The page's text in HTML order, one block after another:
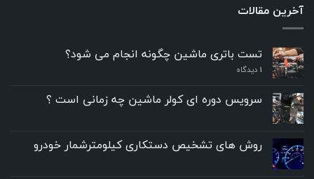
آخرین مقالات
تست باتری ماشین چگونه انجام می شود؟
۱ دیدگاه
سرویس دوره ای کولر ماشین چه زمانی است ؟
روش های تشخیص دستکاری کیلومترشمار خودرو